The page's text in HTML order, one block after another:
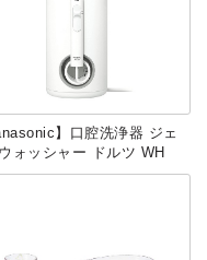
】口腔洗浄器 ジェ
ォッシャー ドルツ WH